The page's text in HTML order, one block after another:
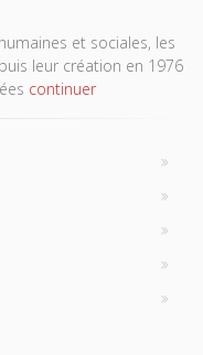
et sociales, les
leur création en 1976
continuer